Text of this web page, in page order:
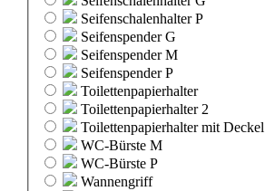
Seifenschalenhalter P
Seifenspender G
Seifenspender M
Seifenspender P
Toilettenpapierhalter
Toilettenpapierhalter 2
Toilettenpapierhalter mit Deckel
WC-Bürste M
WC-Bürste P
Wannengriff